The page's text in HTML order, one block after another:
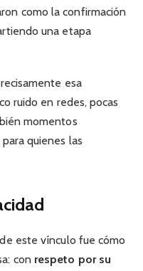
como la confirmación
una etapa
esa
ruido en redes, pocas
momentos
quienes las
este vínculo fue cómo
con respeto por su